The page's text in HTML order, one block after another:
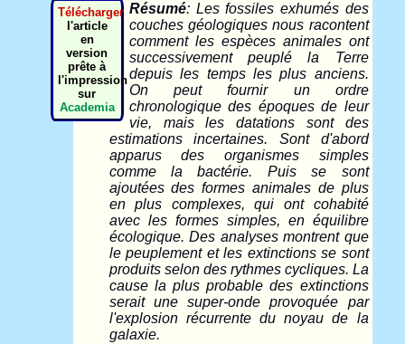
Télécharger
l'article
en
version
prête à
l'impression
sur
Academia
Résumé: Les fossiles exhumés des
couches géologiques nous racontent
comment les espèces animales ont
successivement peuplé la Terre
depuis les temps les plus anciens.
On peut fournir un ordre
chronologique des époques de leur
vie, mais les datations sont des
estimations incertaines. Sont d'abord
apparus des organismes simples
comme la bactérie. Puis se sont
ajoutées des formes animales de plus
en plus complexes, qui ont cohabité
avec les formes simples, en équilibre
écologique. Des analyses montrent que
le peuplement et les extinctions se sont
produits selon des rythmes cycliques. La
cause la plus probable des extinctions
serait une super-onde provoquée par
l'explosion récurrente du noyau de la
galaxie.